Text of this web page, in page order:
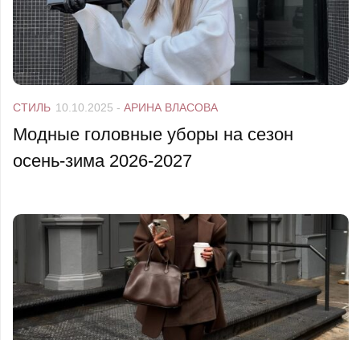
СТИЛЬ 10.10.2025 - АРИНА ВЛАСОВА
Модные головные уборы на сезон
осень-зима 2026-2027